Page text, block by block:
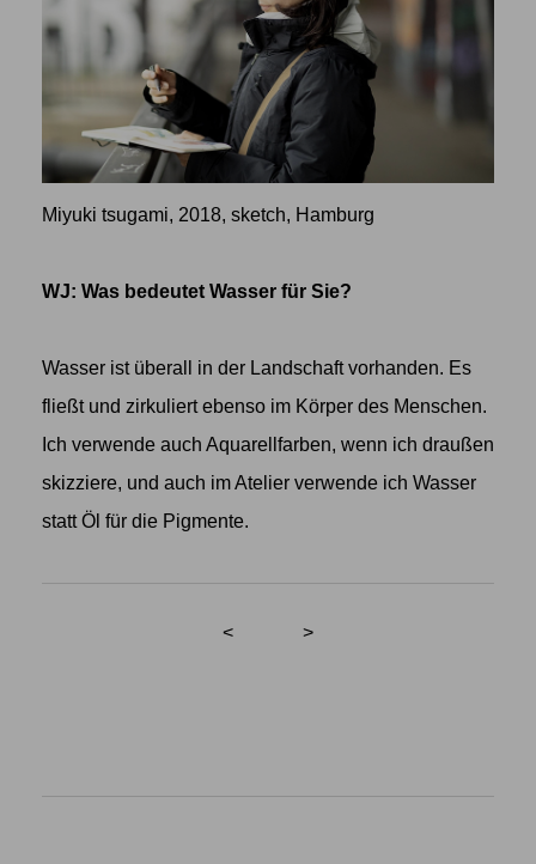
Miyuki tsugami, 2018, sketch, Hamburg
WJ: Was bedeutet Wasser für Sie?
Wasser ist überall in der Landschaft vorhanden. Es
fließt und zirkuliert ebenso im Körper des Menschen.
Ich verwende auch Aquarellfarben, wenn ich draußen
skizziere, und auch im Atelier verwende ich Wasser
statt Öl für die Pigmente.
< >